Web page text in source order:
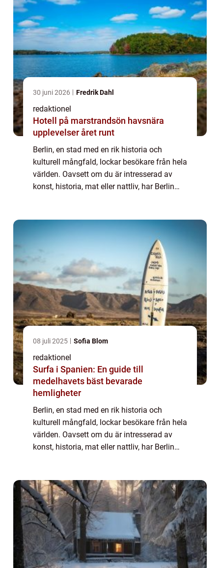
30 juni 2026 Fredrik Dahl
redaktionel
Hotell på marstrandsön havsnära
upplevelser året runt
Berlin, en stad med en rik historia och
kulturell mångfald, lockar besökare från hela
världen. Oavsett om du är intresserad av
konst, historia, mat eller nattliv, har Berlin
08 juli 2025 Sofia Blom
redaktionel
Surfa i Spanien: En guide till
medelhavets bäst bevarade
hemligheter
Berlin, en stad med en rik historia och
kulturell mångfald, lockar besökare från hela
världen. Oavsett om du är intresserad av
konst, historia, mat eller nattliv, har Berlin